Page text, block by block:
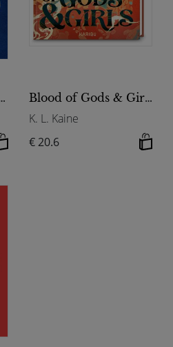
und Sunny Blood of Gods & Girls
K. L. Kaine
€ 20.6